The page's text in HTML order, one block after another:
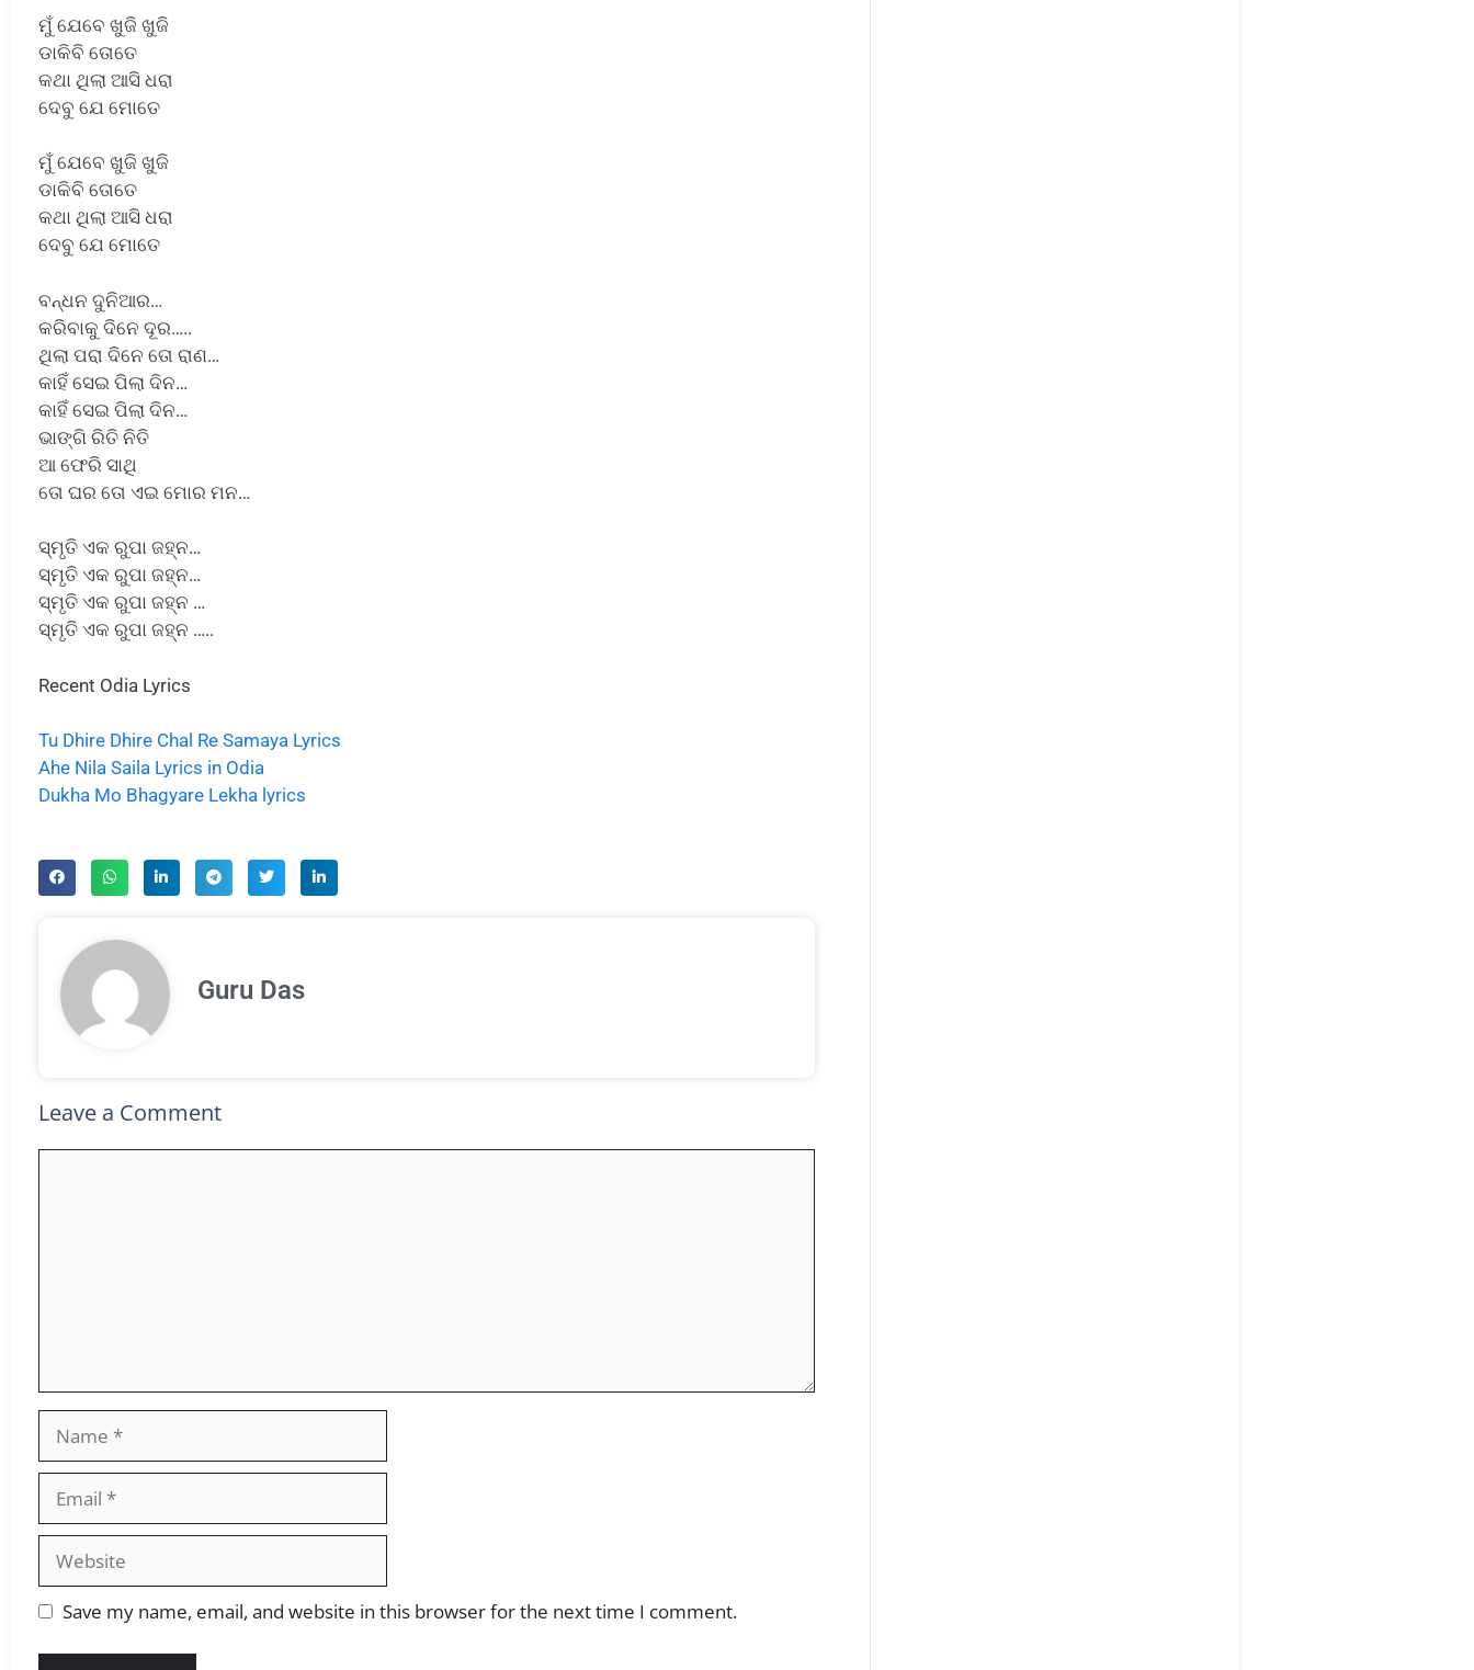
ମୁଁ ଯେବେ ଖୁଜି ଖୁଜି
ଡାକିବି ତୋତେ
କଥା ଥିଲା ଆସି ଧରା
ଦେବୁ ଯେ ମୋତେ
ମୁଁ ଯେବେ ଖୁଜି ଖୁଜି
ଡାକିବି ତୋତେ
କଥା ଥିଲା ଆସି ଧରା
ଦେବୁ ଯେ ମୋତେ
ବନ୍ଧନ ଦୁନିଆର…
କରିବାକୁ ଦିନେ ଦୂର…..
ଥିଲା ପରା ଦିନେ ତୋ ରାଣ…
କାହିଁ ସେଇ ପିଲା ଦିନ…
କାହିଁ ସେଇ ପିଲା ଦିନ…
ଭାଙ୍ଗି ରିତି ନିତି
ଆ ଫେରି ସାଥି
ତୋ ଘର ତୋ ଏଇ ମୋର ମନ…
ସ୍ମୃତି ଏକ ରୁପା ଜହ୍ନ…
ସ୍ମୃତି ଏକ ରୁପା ଜହ୍ନ…
ସ୍ମୃତି ଏକ ରୁପା ଜହ୍ନ …
ସ୍ମୃତି ଏକ ରୁପା ଜହ୍ନ …..
Recent Odia Lyrics
Tu Dhire Dhire Chal Re Samaya Lyrics
Ahe Nila Saila Lyrics in Odia
Dukha Mo Bhagyare Lekha lyrics
Guru Das
Leave a Comment
Save my name, email, and website in this browser for the next time I comment.